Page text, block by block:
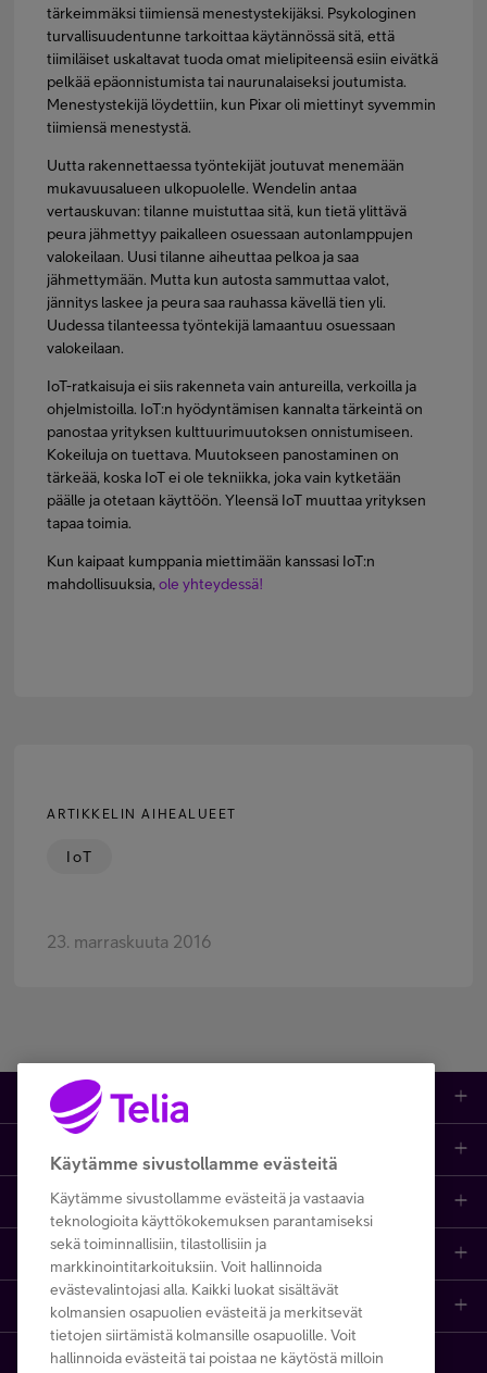
tärkeimmäksi tiimiensä menestystekijäksi. Psykologinen
turvallisuudentunne tarkoittaa käytännössä sitä, että
tiimiläiset uskaltavat tuoda omat mielipiteensä esiin eivätkä
pelkää epäonnistumista tai naurunalaiseksi joutumista.
Menestystekijä löydettiin, kun Pixar oli miettinyt syvemmin
tiimiensä menestystä.
Uutta rakennettaessa työntekijät joutuvat menemään
mukavuusalueen ulkopuolelle. Wendelin antaa
vertauskuvan: tilanne muistuttaa sitä, kun tietä ylittävä
peura jähmettyy paikalleen osuessaan autonlamppujen
valokeilaan. Uusi tilanne aiheuttaa pelkoa ja saa
jähmettymään. Mutta kun autosta sammuttaa valot,
jännitys laskee ja peura saa rauhassa kävellä tien yli.
Uudessa tilanteessa työntekijä lamaantuu osuessaan
valokeilaan.
IoT-ratkaisuja ei siis rakenneta vain antureilla, verkoilla ja
ohjelmistoilla. IoT:n hyödyntämisen kannalta tärkeintä on
panostaa yrityksen kulttuurimuutoksen onnistumiseen.
Kokeiluja on tuettava. Muutokseen panostaminen on
tärkeää, koska IoT ei ole tekniikka, joka vain kytketään
päälle ja otetaan käyttöön. Yleensä IoT muuttaa yrityksen
tapaa toimia.
Kun kaipaat kumppania miettimään kanssasi IoT:n
mahdollisuuksia,ole yhteydessä!
ARTIKKELIN AIHEALUEET
IoT
23. marraskuuta 2016
Tuotteet
IT-palvelut
Yrittäjän palvelut
Julkishallinnolle
Wholesale
Etusivu
Yhteystiedot
Paikalliset yritysmyyjät
Viat ja häiriöt
Opi ja inspiroidu
Kaikki sisällöt
Artikkelit
Referenssit
Telia
Telia
Telia Cygate
Telia Finland
Telia yrityksenä
Käytämme sivustollamme evästeitä
Käytämme sivustollamme evästeitä ja vastaavia
teknologioita käyttökokemuksen parantamiseksi
sekä toiminnallisiin, tilastollisiin ja
markkinointitarkoituksiin. Voit hallinnoida
evästevalintojasi alla. Kaikki luokat sisältävät
kolmansien osapuolien evästeitä ja merkitsevät
tietojen siirtämistä kolmansille osapuolille. Voit
hallinnoida evästeitä tai poistaa ne käytöstä milloin